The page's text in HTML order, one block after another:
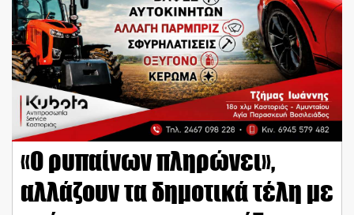
«Ο ρυπαίνων πληρώνει»,
αλλάζουν τα δημοτικά τέλη με